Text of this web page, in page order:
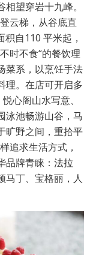
望穿岩十九峰。
云梯，从谷底直
自110 平米起，
时不食“的餐饮理
菜系，以烹饪手法
理。在店可开启多
心阁山水写意、
泳池畅游山谷，马
旷野之间，重拾平
追求生活方式，
品牌青睐：法拉
马丁、宝格丽，人